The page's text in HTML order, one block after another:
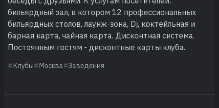
бильярдный зал, в котором 12 профессиональных
бильярдных столов, лаунж-зона, Dj, коктейльная и
барная карта, чайная карта. Дисконтная система.
Постоянным гостям - дисконтные карты клуба.
Клубы Москва Заведения